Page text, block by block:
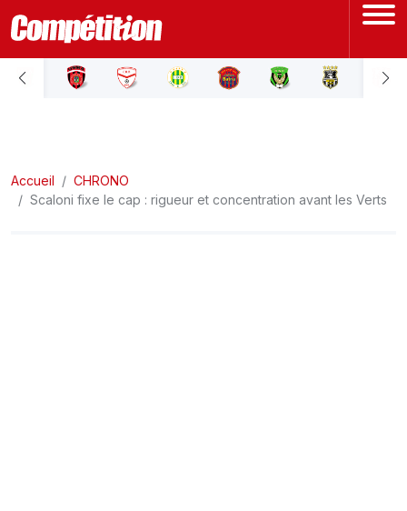
ACCUEIL
LIGUE 2
Accueil
CHRONO
Scaloni fixe le cap : rigueur et concentration avant les Verts